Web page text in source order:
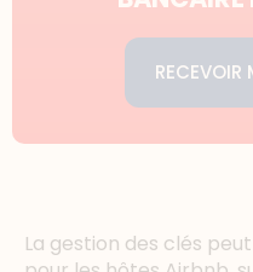
La gestion des clés
RECEVOIR